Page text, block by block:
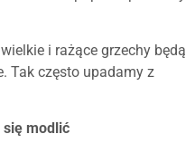
i rażące grzechy będą
Tak często upadamy z
się modlić